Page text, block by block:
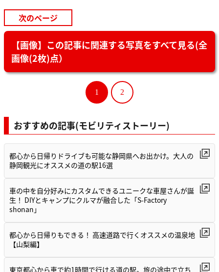
次のページ
【画像】この記事に関連する写真をすべて見る(全
画像(2枚)点）
1 2
おすすめの記事(モビリティストーリー)
都心から日帰りドライブも可能な静岡県へお出かけ。大人の
静岡観光にオススメの道の駅16選
車の中を自分好みにカスタムできるユニークな車屋さんが誕
生！ DIYとキャンプにクルマが融合した「S-Factory
shonan」
都心から日帰りもできる！ 高速道路で行くオススメの温泉地
【山梨編】
東京都心から車で約1時間で行ける道の駅。旅の途中で立ち